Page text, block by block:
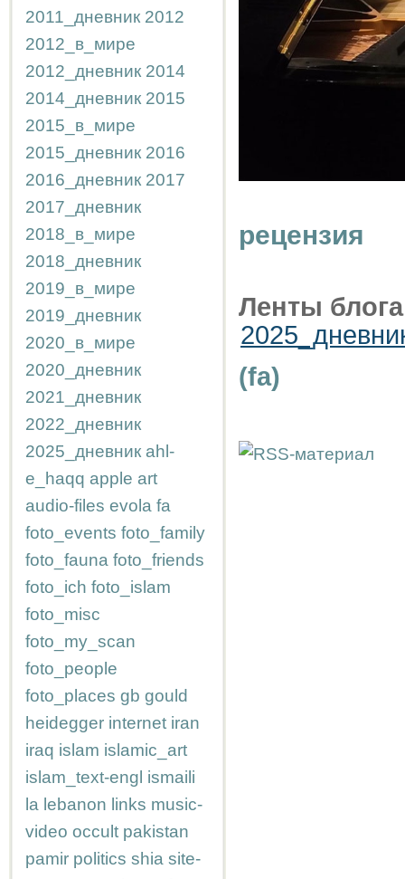
2011_дневник 2012
2012_в_мире
2012_дневник 2014
2014_дневник 2015
2015_в_мире
2015_дневник 2016
2016_дневник 2017
2017_дневник
2018_в_мире
2018_дневник
2019_в_мире
2019_дневник
2020_в_мире
2020_дневник
2021_дневник
2022_дневник
2025_дневник ahl-
e_haqq apple art
audio-files evola fa
foto_events foto_family
foto_fauna foto_friends
foto_ich foto_islam
foto_misc
foto_my_scan
foto_people
foto_places gb gould
heidegger internet iran
iraq islam islamic_art
islam_text-engl ismaili
la lebanon links music-
video occult pakistan
pamir politics shia site-
рецензия
Ленты
(fa)